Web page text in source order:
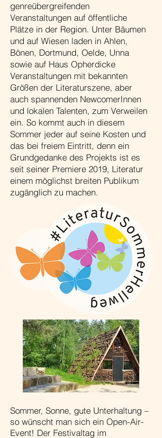
genreübergreifenden
Veranstaltungen auf öffentliche
Plätze in der Region. Unter Bäumen
und auf Wiesen laden in Ahlen,
Bönen, Dortmund, Oelde, Unna
sowie auf Haus Opherdicke
Veranstaltungen mit bekannten
Größen der Literaturszene, aber
auch spannenden NewcomerInnen
und lokalen Talenten, zum Verweilen
ein. So kommt auch in diesem
Sommer jeder auf seine Kosten und
das bei freiem Eintritt, denn ein
Grundgedanke des Projekts ist es
seit seiner Premiere 2019, Literatur
einem möglichst breiten Publikum
zugänglich zu machen.
Sommer, Sonne, gute Unterhaltung –
so wünscht man sich ein Open-Air-
Event! Der Festivaltag im